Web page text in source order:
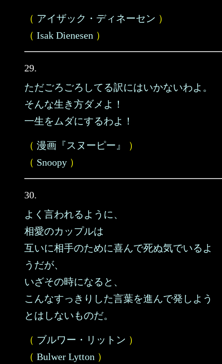
（ アイザック・ディネーセン ）
（ Isak Dienesen ）
29.
ただごろごろしてる訳にはいかないわよ。
そんな生き方ダメよ！
一生をムダにするわよ！
（ 漫画『スヌーピー』
）
（ Snoopy ）
30.
よく言われるように、
相愛のカップルは
互いに相手のために喜んで死ぬ気でいるよ
うだが、
いざその時になると、
こんなすっきりした言葉を進んで発しよう
とはしないものだ。
（ ブルワー・リットン ）
（ Bulwer Lytton ）